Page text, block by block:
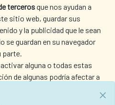
Sostenible España-
Alliance between
Sostenible España-
de España y
tercerosque nos ayudan a
sitio web, guardar sus
y la publicidad que le sean
guardan en su navegador
parte.
alguna o todas estas
de algunas podría afectar a
consulte nuestra
BIBLIOTECA